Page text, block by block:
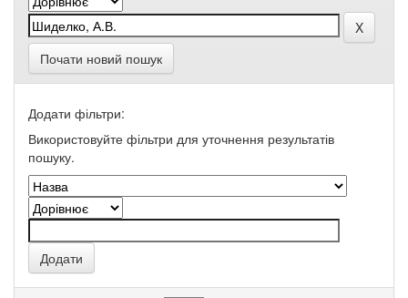
Почати новий пошук
Додати фільтри:
Використовуйте фільтри для уточнення результатів
пошуку.